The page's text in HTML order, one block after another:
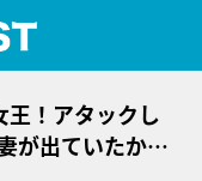
！アタックし
が出ていたか